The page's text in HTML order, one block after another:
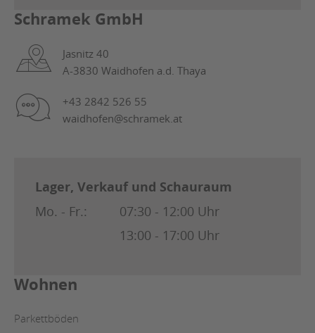
Schramek GmbH
Jasnitz 40
A-3830 Waidhofen a.d. Thaya
+43 2842 526 55
waidhofen@schramek.at
Lager, Verkauf und Schauraum
Mo. - Fr.:
07:30 - 12:00 Uhr
13:00 - 17:00 Uhr
Wohnen
Parkettböden